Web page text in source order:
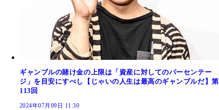
ギャンブルの賭け金の上限は「資産に対してのパーセンテー
ジ」を目安にすべし【じゃいの人生は最高のギャンブルだ】第
113回
2024年07月09日 11:30